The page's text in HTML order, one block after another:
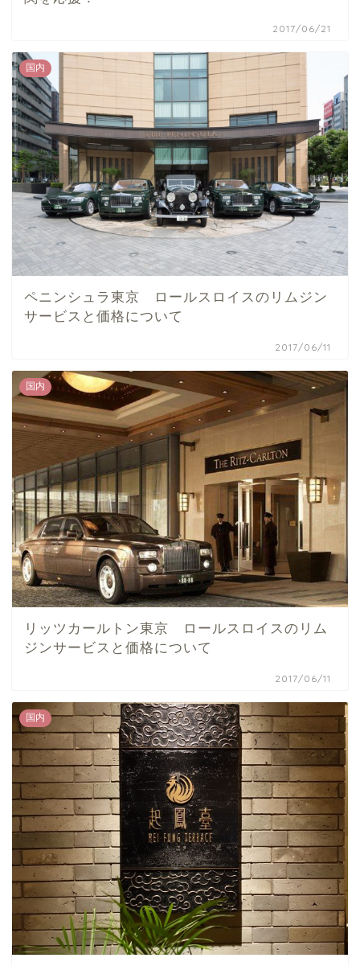
2017/06/21
国内
ペニンシュラ東京 ロールスロイスのリムジン
サービスと価格について
2017/06/11
国内
リッツカールトン東京 ロールスロイスのリム
ジンサービスと価格について
2017/06/11
国内